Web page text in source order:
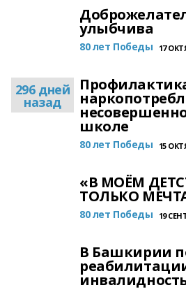
улыбчива
80 лет Победы 17
296 дней
назад
школе
80 лет Победы 15
«В МОЁМ
ТОЛЬКО
80 лет Победы 19
В Башкирии